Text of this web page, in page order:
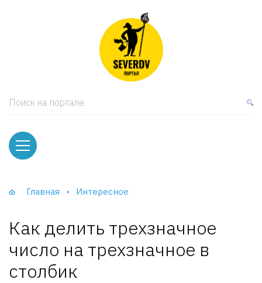
Поиск на портале
Главная Интересное
Как делить трехзначное
число на трехзначное в
столбик
и тумбы